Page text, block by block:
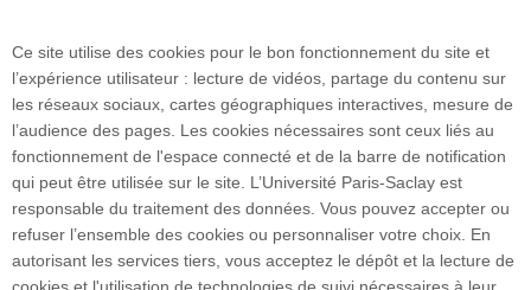
Plan du site
Investissement d’avenir (CGI)
Accueil des publics internationaux
Ce site utilise des cookies pour le bon fonctionnement du site et
l’expérience utilisateur : lecture de vidéos, partage du contenu sur
les réseaux sociaux, cartes géographiques interactives, mesure de
l’audience des pages. Les cookies nécessaires sont ceux liés au
fonctionnement de l'espace connecté et de la barre de notification
qui peut être utilisée sur le site. L’Université Paris-Saclay est
responsable du traitement des données. Vous pouvez accepter ou
refuser l’ensemble des cookies ou personnaliser votre choix. En
autorisant les services tiers, vous acceptez le dépôt et la lecture de